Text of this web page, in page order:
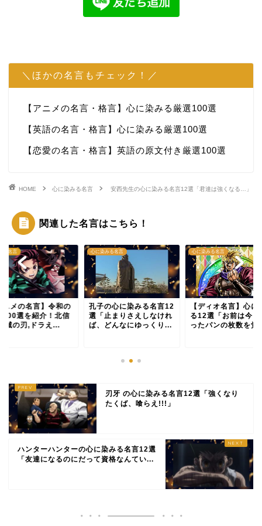
＼ほかの名言もチェック！／
【アニメの名言・格言】心に染みる厳選100選
【英語の名言・格言】心に染みる厳選100選
【恋愛の名言・格言】英語の原文付き厳選100選
HOME 心に染みる名言 安西先生の心に染みる名言12選「君達は強くなる…」
関連した名言はこちら！
の名言
ニメの名言】令和の
100選を紹介！北信
滅の刃,ドラえ...
心に染みる名言
孔子の心に染みる名言12
選「止まりさえしなけれ
ば、どんなにゆっくり...
心に染みる名言
【ディオ名言】心に
る12選「お前は今ま
ったパンの枚数を覚
刃牙 の心に染みる名言12選「強くなり
たくば、喰らえ!!!」
ハンターハンターの心に染みる名言12選
「友達になるのにだって資格なんてい...